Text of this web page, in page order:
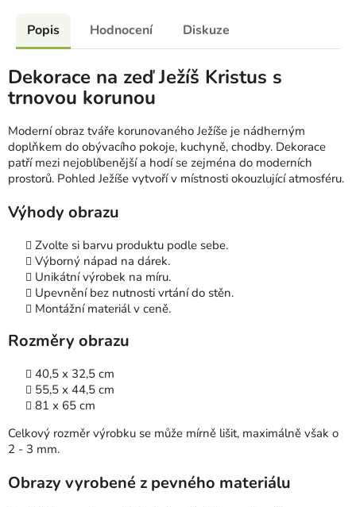
Popis Hodnocení Diskuze
Dekorace na zeď Ježíš Kristus s
trnovou korunou
Moderní obraz tváře korunovaného Ježíše je nádherným
doplňkem do obývacího pokoje, kuchyně, chodby. Dekorace
patří mezi nejoblíbenější a hodí se zejména do moderních
prostorů. Pohled Ježíše vytvoří v místnosti okouzlující atmosféru.
Výhody obrazu
Zvolte si barvu produktu podle sebe.
Výborný nápad na dárek.
Unikátní výrobek na míru.
Upevnění bez nutnosti vrtání do stěn.
Montážní materiál v ceně.
Rozměry obrazu
40,5 x 32,5 cm
55,5 x 44,5 cm
81 x 65 cm
Celkový rozměr výrobku se může mírně lišit, maximálně však o
2 - 3 mm.
Obrazy vyrobené z pevného materiálu